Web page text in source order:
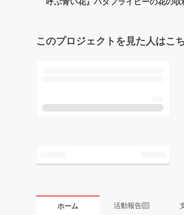
このプロジェクトを見た人はこ
ホーム 活動報告 10